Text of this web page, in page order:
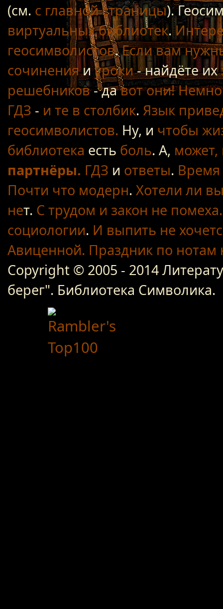
(см. с главной страницы).
виртуальных библиотек.
геосимволистов.Если вам
сочиненияиуроки- найдёте их
решебников- давот они!
ГДЗ - и те в столбик. Язык
геосимволистов. Ну, и чтобы
библиотека есть боль. А, может,
партнёры. ГДЗ и ответы. Время
Почти что модерн. Хотели ли
нет. С трудом и закон не помеха.
социологии. И выпить не
Авиценной. Праздник по нотам
Copyright © 2005 - 2014
берег". Библиотека Символика.